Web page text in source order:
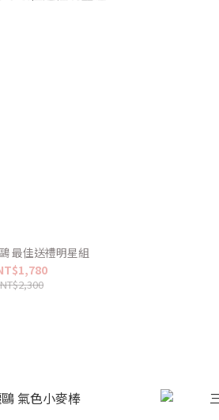
最佳送禮明星組
NT$2,300